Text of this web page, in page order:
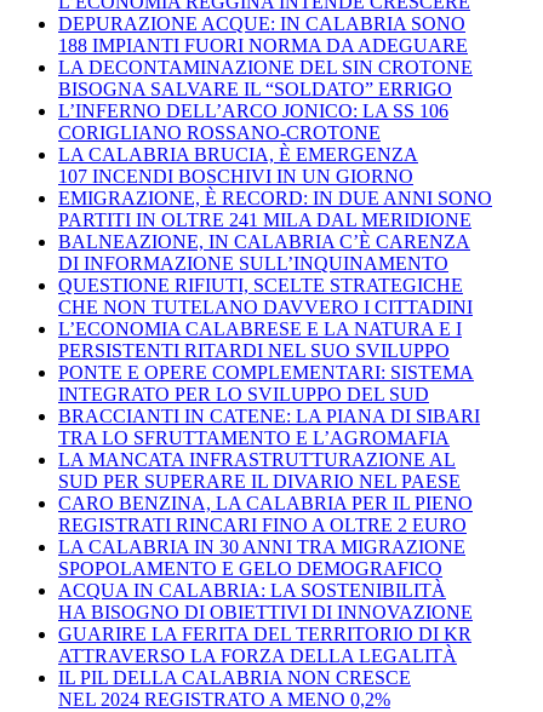
DEPURAZIONE ACQUE: IN CALABRIA SONO
188 IMPIANTI FUORI NORMA DA ADEGUARE
LA DECONTAMINAZIONE DEL SIN CROTONE
BISOGNA SALVARE IL “SOLDATO” ERRIGO
L’INFERNO DELL’ARCO JONICO: LA SS 106
CORIGLIANO ROSSANO-CROTONE
LA CALABRIA BRUCIA, È EMERGENZA
107 INCENDI BOSCHIVI IN UN GIORNO
EMIGRAZIONE, È RECORD: IN DUE ANNI SONO
PARTITI IN OLTRE 241 MILA DAL MERIDIONE
BALNEAZIONE, IN CALABRIA C’È CARENZA
DI INFORMAZIONE SULL’INQUINAMENTO
QUESTIONE RIFIUTI, SCELTE STRATEGICHE
CHE NON TUTELANO DAVVERO I CITTADINI
L’ECONOMIA CALABRESE E LA NATURA E I
PERSISTENTI RITARDI NEL SUO SVILUPPO
PONTE E OPERE COMPLEMENTARI: SISTEMA
INTEGRATO PER LO SVILUPPO DEL SUD
BRACCIANTI IN CATENE: LA PIANA DI SIBARI
TRA LO SFRUTTAMENTO E L’AGROMAFIA
LA MANCATA INFRASTRUTTURAZIONE AL
SUD PER SUPERARE IL DIVARIO NEL PAESE
CARO BENZINA, LA CALABRIA PER IL PIENO
REGISTRATI RINCARI FINO A OLTRE 2 EURO
LA CALABRIA IN 30 ANNI TRA MIGRAZIONE
SPOPOLAMENTO E GELO DEMOGRAFICO
ACQUA IN CALABRIA: LA SOSTENIBILITÀ
HA BISOGNO DI OBIETTIVI DI INNOVAZIONE
GUARIRE LA FERITA DEL TERRITORIO DI KR
ATTRAVERSO LA FORZA DELLA LEGALITÀ
IL PIL DELLA CALABRIA NON CRESCE
NEL 2024 REGISTRATO A MENO 0,2%